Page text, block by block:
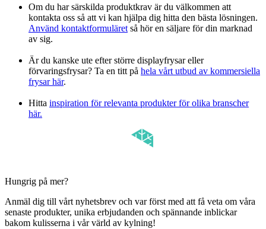
Om du har särskilda produktkrav är du välkommen att
kontakta oss så att vi kan hjälpa dig hitta den bästa lösningen.
Använd kontaktformuläret så hör en säljare för din marknad
av sig.
Är du kanske ute efter större displayfrysar eller
förvaringsfrysar? Ta en titt på hela vårt utbud av kommersiella
frysar här.
Hitta inspiration för relevanta produkter för olika branscher
här.
Hungrig på mer?
Anmäl dig till vårt nyhetsbrev och var först med att få veta om våra
senaste produkter, unika erbjudanden och spännande inblickar
bakom kulisserna i vår värld av kylning!